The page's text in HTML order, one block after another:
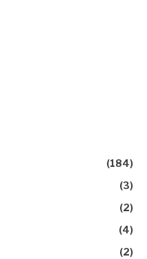
(184)
(3)
(2)
(4)
(2)